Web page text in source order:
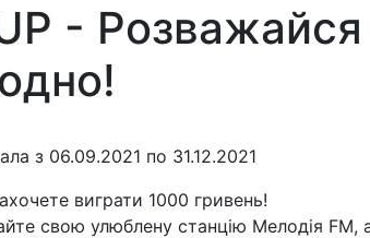
-
з 06.09.2021 по 31.12.2021
виграти 1000 гривень!
свою улюблену станцію Мелодія FМ,